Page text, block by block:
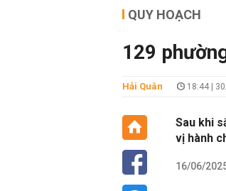
QUY HOẠCH
129
Hải Quân 18:44 |
Sau khi
vị hành
16/06/